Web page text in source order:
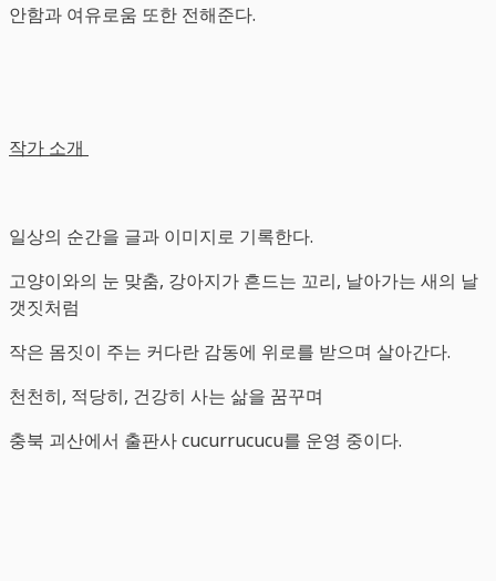
안함과 여유로움 또한 전해준다.
작가 소개
일상의 순간을 글과 이미지로 기록한다.
고양이와의 눈 맞춤, 강아지가 흔드는 꼬리, 날아가는 새의 날
갯짓처럼
작은 몸짓이 주는 커다란 감동에 위로를 받으며 살아간다.
천천히, 적당히, 건강히 사는 삶을 꿈꾸며
충북 괴산에서 출판사 cucurrucucu를 운영 중이다.